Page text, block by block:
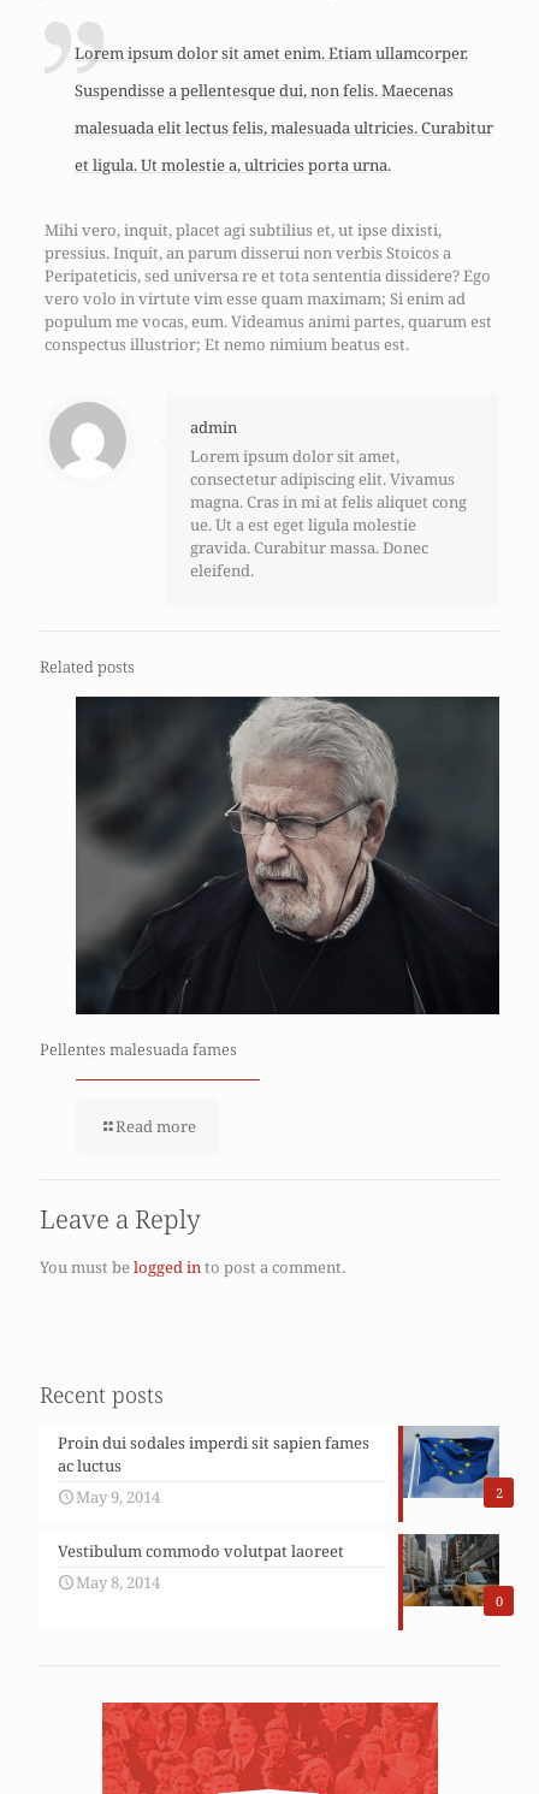
Lorem ipsum dolor sit amet enim. Etiam ullamcorper.
Suspendisse a pellentesque dui, non felis. Maecenas
malesuada elit lectus felis, malesuada ultricies. Curabitur
et ligula. Ut molestie a, ultricies porta urna.
Mihi vero, inquit, placet agi subtilius et, ut ipse dixisti,
pressius. Inquit, an parum disserui non verbis Stoicos a
Peripateticis, sed universa re et tota sententia dissidere? Ego
vero volo in virtute vim esse quam maximam; Si enim ad
populum me vocas, eum. Videamus animi partes, quarum est
conspectus illustrior; Et nemo nimium beatus est.
admin
Lorem ipsum dolor sit amet,
consectetur adipiscing elit. Vivamus
magna. Cras in mi at felis aliquet cong
ue. Ut a est eget ligula molestie
gravida. Curabitur massa. Donec
eleifend.
Related posts
Pellentes malesuada fames
Read more
Leave a Reply
You must belogged into post a comment.
Recent posts
2
Proin dui sodales imperdi sit sapien fames
ac luctus
May 9, 2014
0
Vestibulum commodo volutpat laoreet
May 8, 2014